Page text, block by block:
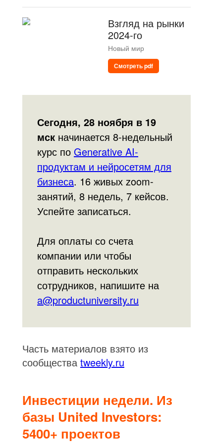
Взгляд на рынки
2024-го
Новый мир
Смотреть pdf
Сегодня, 28 ноября в 19
мск начинается 8-недельный
курс по Generative AI-
продуктам и нейросетям для
бизнеса. 16 живых zoom-
занятий, 8 недель, 7 кейсов.
Успейте записаться.
Для оплаты со счета
компании или чтобы
отправить нескольких
сотрудников, напишите на
a@productuniversity.ru
Часть материалов взято из
сообщества tweekly.ru
Инвестиции недели. Из
базы United Investors:
5400+ проектов